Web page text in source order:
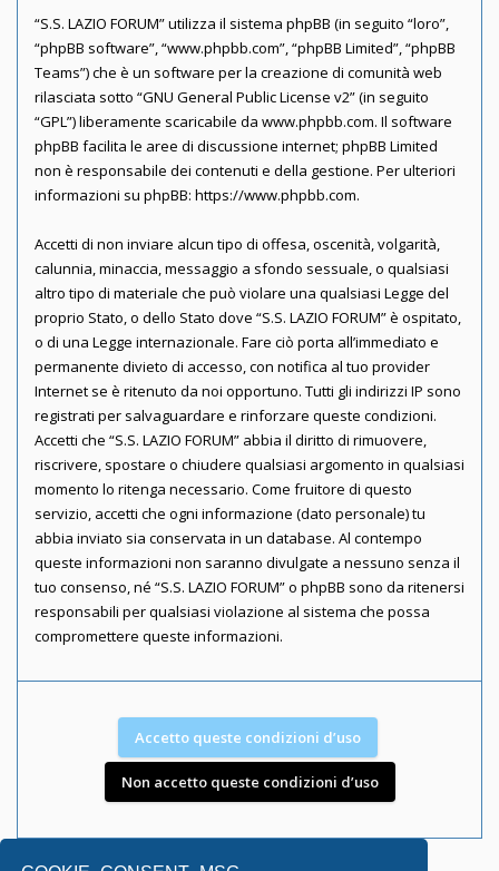
“S.S. LAZIO FORUM” utilizza il sistema phpBB (in seguito “loro”,
“phpBB software”, “www.phpbb.com”, “phpBB Limited”, “phpBB
Teams”) che è un software per la creazione di comunità web
rilasciata sotto “GNU General Public License v2” (in seguito
“GPL”) liberamente scaricabile da www.phpbb.com. Il software
phpBB facilita le aree di discussione internet; phpBB Limited
non è responsabile dei contenuti e della gestione. Per ulteriori
informazioni su phpBB: https://www.phpbb.com.
Accetti di non inviare alcun tipo di offesa, oscenità, volgarità,
calunnia, minaccia, messaggio a sfondo sessuale, o qualsiasi
altro tipo di materiale che può violare una qualsiasi Legge del
proprio Stato, o dello Stato dove “S.S. LAZIO FORUM” è ospitato,
o di una Legge internazionale. Fare ciò porta all’immediato e
permanente divieto di accesso, con notifica al tuo provider
Internet se è ritenuto da noi opportuno. Tutti gli indirizzi IP sono
registrati per salvaguardare e rinforzare queste condizioni.
Accetti che “S.S. LAZIO FORUM” abbia il diritto di rimuovere,
riscrivere, spostare o chiudere qualsiasi argomento in qualsiasi
momento lo ritenga necessario. Come fruitore di questo
servizio, accetti che ogni informazione (dato personale) tu
abbia inviato sia conservata in un database. Al contempo
queste informazioni non saranno divulgate a nessuno senza il
tuo consenso, né “S.S. LAZIO FORUM” o phpBB sono da ritenersi
responsabili per qualsiasi violazione al sistema che possa
compromettere queste informazioni.